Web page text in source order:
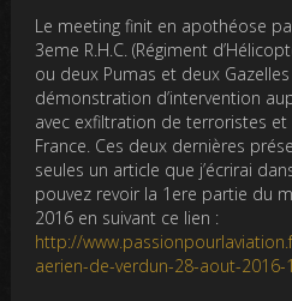
Le meeting finit en apothéose
3eme R.H.C. (Régiment
ou deux Pumas et deux
démonstration d’intervention
avec exfiltration de terroristes
France. Ces deux dernières
seules un article que j’écrirai
pouvez revoir la 1ere partie du
2016 en suivant ce lien :
http://
aerien-de-verdun-28-aout-